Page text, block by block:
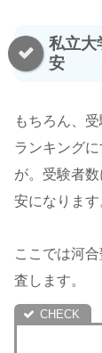
私立大
安
もちろん、
ランキング
が。受験者
安になります
ここでは河
査します。